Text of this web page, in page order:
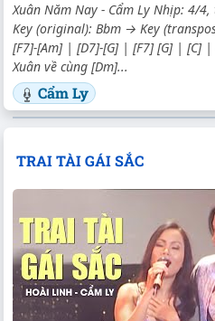
Xuân Năm Nay - Cẩm Ly Nhịp: 4/
Key (original): Bbm → Key
[F7]-[Am] | [D7]-[G] | [F7] [G] | [C]
Xuân về cùng [Dm]...
Cẩm Ly
TRAI TÀI GÁI SẮC